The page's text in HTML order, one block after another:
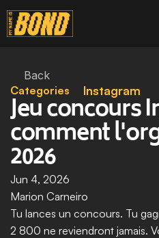
Back
Categories
Instagram
Jeu concours
comment
2026
Jun 4, 2026
Marion Carneiro
Tu lances un concours. Tu
2 800 ne reviendront jamais.